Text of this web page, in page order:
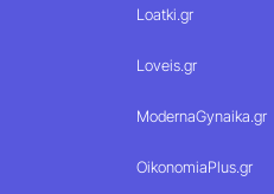
Loatki.gr
Loveis.gr
ModernaGynaika.gr
OikonomiaPlus.gr